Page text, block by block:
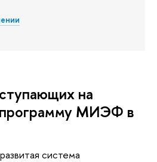
на
программу МИЭФ в
система